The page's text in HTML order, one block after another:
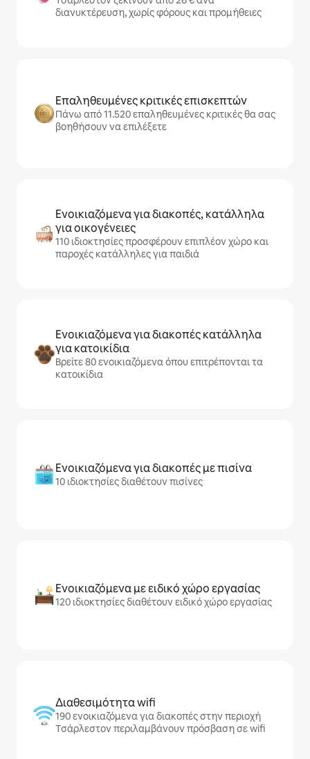
διανυκτέρευση, χωρίς φόρους και προμήθειες
Επαληθευμένες κριτικές επισκεπτών
Πάνω από 11.520 επαληθευμένες κριτικές θα σας
βοηθήσουν να επιλέξετε
Ενοικιαζόμενα για διακοπές, κατάλληλα
για οικογένειες
110 ιδιοκτησίες προσφέρουν επιπλέον χώρο και
παροχές κατάλληλες για παιδιά
Ενοικιαζόμενα για διακοπές κατάλληλα
για κατοικίδια
Βρείτε 80 ενοικιαζόμενα όπου επιτρέπονται τα
κατοικίδια
Ενοικιαζόμενα για διακοπές με πισίνα
10 ιδιοκτησίες διαθέτουν πισίνες
Ενοικιαζόμενα με ειδικό χώρο εργασίας
120 ιδιοκτησίες διαθέτουν ειδικό χώρο εργασίας
Διαθεσιμότητα wifi
190 ενοικιαζόμενα για διακοπές στην περιοχή
Τσάρλεστον περιλαμβάνουν πρόσβαση σε wifi